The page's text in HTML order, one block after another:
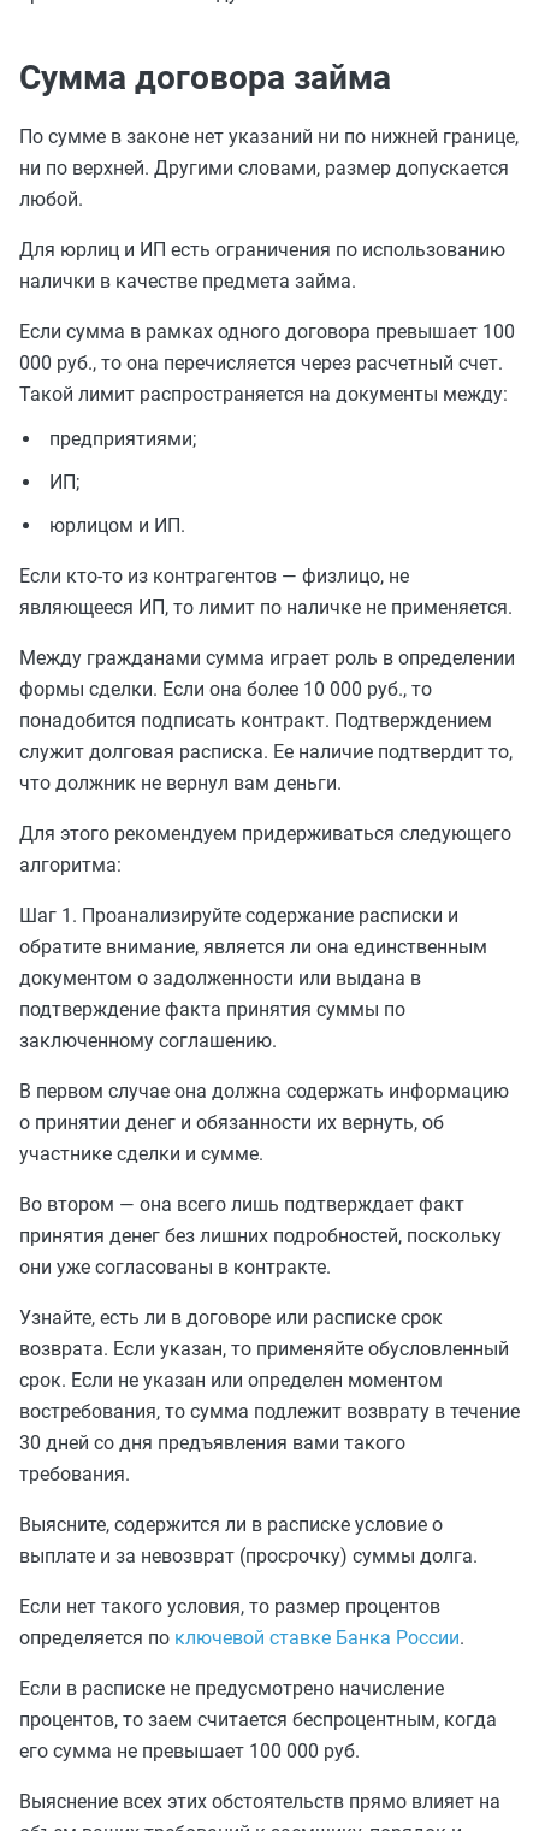
Сумма договора займа
По сумме в законе нет указаний ни по нижней границе,
ни по верхней. Другими словами, размер допускается
любой.
Для юрлиц и ИП есть ограничения по использованию
налички в качестве предмета займа.
Если сумма в рамках одного договора превышает 100
000 руб., то она перечисляется через расчетный счет.
Такой лимит распространяется на документы между:
предприятиями;
ИП;
юрлицом и ИП.
Если кто-то из контрагентов — физлицо, не
являющееся ИП, то лимит по наличке не применяется.
Между гражданами сумма играет роль в определении
формы сделки. Если она более 10 000 руб., то
понадобится подписать контракт. Подтверждением
служит долговая расписка. Ее наличие подтвердит то,
что должник не вернул вам деньги.
Для этого рекомендуем придерживаться следующего
алгоритма:
Шаг 1. Проанализируйте содержание расписки и
обратите внимание, является ли она единственным
документом о задолженности или выдана в
подтверждение факта принятия суммы по
заключенному соглашению.
В первом случае она должна содержать информацию
о принятии денег и обязанности их вернуть, об
участнике сделки и сумме.
Во втором — она всего лишь подтверждает факт
принятия денег без лишних подробностей, поскольку
они уже согласованы в контракте.
Узнайте, есть ли в договоре или расписке срок
возврата. Если указан, то применяйте обусловленный
срок. Если не указан или определен моментом
востребования, то сумма подлежит возврату в течение
30 дней со дня предъявления вами такого
требования.
Выясните, содержится ли в расписке условие о
выплате и за невозврат (просрочку) суммы долга.
Если нет такого условия, то размер процентов
определяется по ключевой ставке Банка России.
Если в расписке не предусмотрено начисление
процентов, то заем считается беспроцентным, когда
его сумма не превышает 100 000 руб.
Выяснение всех этих обстоятельств прямо влияет на